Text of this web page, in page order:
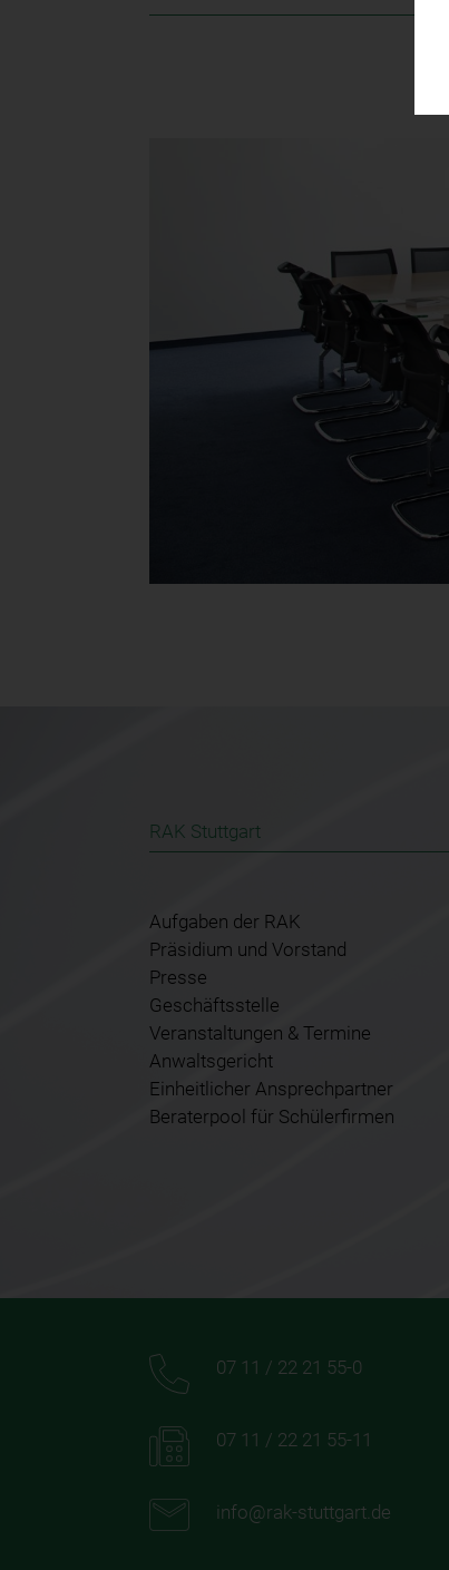
RAK Stuttgart
Aufgaben der RAK
Präsidium und Vorstand
Presse
Geschäftsstelle
Veranstaltungen & Termine
Anwaltsgericht
Einheitlicher Ansprechpartner
Beraterpool für Schülerfirmen
07 11 / 22 21 55-0
07 11 / 22 21 55-11
info@rak-stuttgart.de